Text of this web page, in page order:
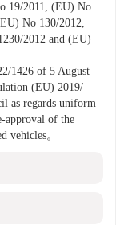
19/2011, (EU) No
No 130/2012,
/2012 and (EU)
1426 of 5 August
(EU) 2019/
as regards uniform
approval of the
vehicles。